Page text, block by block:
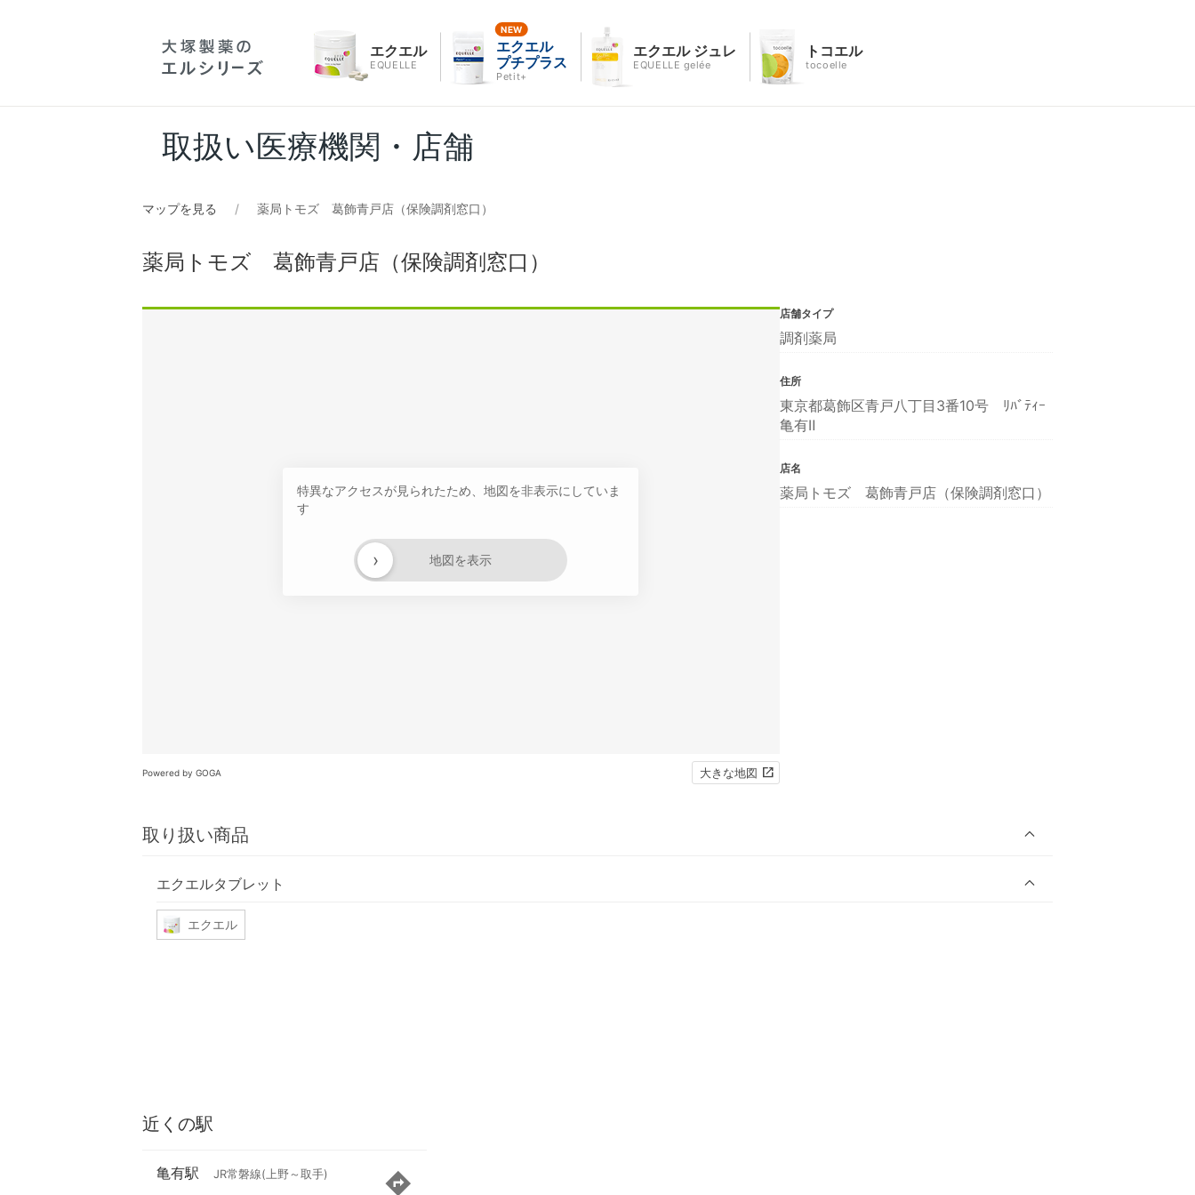
エクエル
EQUELLE
エクエル
プチプラス
Petit+
エクエル ジュレ
EQUELLE gelée
トコエル
tocoelle
取扱い医療機関・店舗
マップを見る 薬局トモズ 葛飾青戸店（保険調剤窓口）
薬局トモズ 葛飾青戸店（保険調剤窓口）
特異なアクセスが見られたため、地図を非表示にしていま
す
地図を表示
›
Powered by GOGA 大きな地図
取り扱い商品
エクエルタブレット
エクエル
店舗タイプ
調剤薬局
住所
東京都葛飾区青戸八丁目3番10号 ﾘﾊﾞﾃｨｰ
亀有Ⅱ
店名
薬局トモズ 葛飾青戸店（保険調剤窓口）
近くの駅
亀有駅 JR常磐線(上野～取手)